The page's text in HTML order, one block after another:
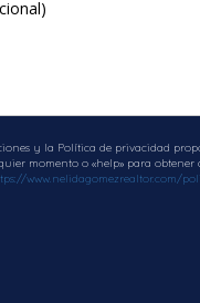
su
dinero de una sola
financiera. Su
ese primer paso
y la Política de privacidad
momento o «help» para
www.nelidagomezrealtor.com/